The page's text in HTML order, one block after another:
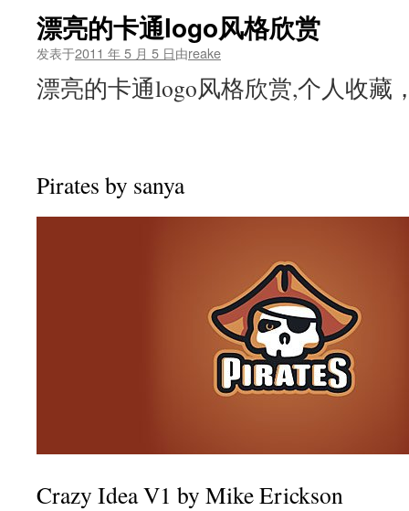
漂亮的卡通logo风格欣赏
发表于2011 年 5 月 5 日由reake
漂亮的卡通logo风格欣赏,个人收藏
Pirates by sanya
Crazy Idea V1 by Mike Erickson